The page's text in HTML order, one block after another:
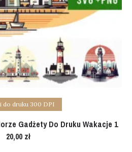
to cart
do druku 300 DPI
Gadżety Do Druku Wakacje 1
20,00 zł